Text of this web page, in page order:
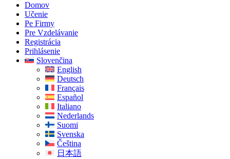
Domov
Učenie
Pe Firmy
Pre Vzdelávanie
Registrácia
Prihlásenie
Slovenčina
English
Deutsch
Français
Español
Italiano
Nederlands
Suomi
Svenska
Čeština
日本語